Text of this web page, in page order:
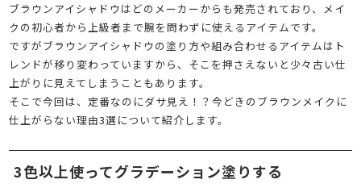
ブラウンアイシャドウはどのメーカーからも発売されており、メイ
クの初心者から上級者まで腕を問わずに使えるアイテムです。
ですがブラウンアイシャドウの塗り方や組み合わせるアイテムはト
レンドが移り変わっていますから、そこを押さえないと少々古い仕
上がりに見えてしまうこともあります。
そこで今回は、定番なのにダサ見え！？今どきのブラウンメイクに
仕上がらない理由3選について紹介します。
3色以上使ってグラデーション塗りする